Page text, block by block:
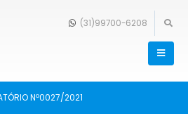
(31)99700-6208
Nº0027/2021